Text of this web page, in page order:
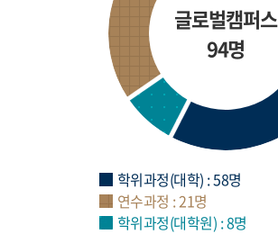
글로벌캠퍼스
94명
학위과정(대학) : 58명
연수과정 : 21명
학위과정(대학원) : 8명